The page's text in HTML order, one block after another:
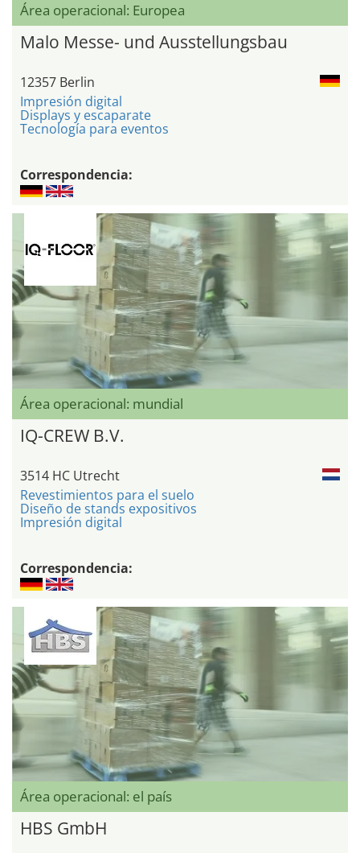
Área operacional: Europea
Malo Messe- und Ausstellungsbau
12357 Berlin
Impresión digital
Displays y escaparate
Tecnología para eventos
Correspondencia:
Área operacional: mundial
IQ-CREW B.V.
3514 HC Utrecht
Revestimientos para el suelo
Diseño de stands expositivos
Impresión digital
Correspondencia:
Área operacional: el país
HBS GmbH